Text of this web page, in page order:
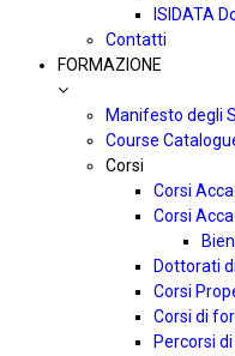
ISIDATA
Contatti
FORMAZIONE
Manifesto degli
Course
Corsi
Corsi
Corsi
Dottorati
Corsi
Corsi di
Percorsi